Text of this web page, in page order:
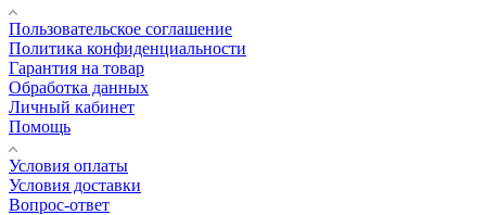
Пользовательское соглашение
Политика конфиденциальности
Гарантия на товар
Обработка данных
Личный кабинет
Помощь
Условия оплаты
Условия доставки
Вопрос-ответ